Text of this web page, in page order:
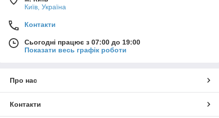
Київ, Україна
Контакти
Сьогодні працює з 07:00 до 19:00
Показати весь графік роботи
Про нас
Контакти